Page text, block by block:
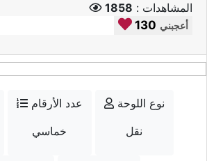
المشاهدات : 1858
130 أعجبني
عدد الأرقام
خماسي
نوع اللوحة
نقل